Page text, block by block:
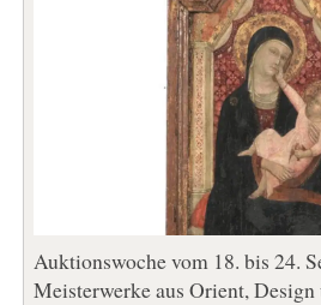
Auktionswoche vom 18. bis 24.
Meisterwerke aus Orient,